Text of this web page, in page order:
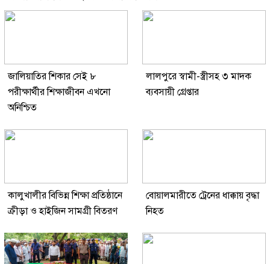
জালিয়াতির শিকার সেই ৮
পরীক্ষার্থীর শিক্ষাজীবন এখনো
অনিশ্চিত
লালপুরে স্বামী-স্ত্রীসহ ৩ মাদক
ব্যবসায়ী গ্রেপ্তার
কালুখালীর বিভিন্ন শিক্ষা প্রতিষ্ঠানে
ক্রীড়া ও হাইজিন সামগ্রী বিতরণ
বোয়ালমারীতে ট্রেনের ধাক্কায় বৃদ্ধা
নিহত